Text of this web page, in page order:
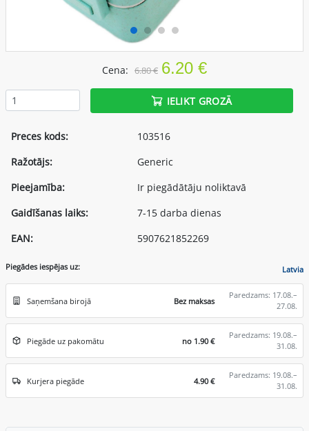
Cena: 6.80 € 6.20 €
IELIKT GROZĀ
Preces kods:
103516
Ražotājs:
Generic
Pieejamība:
Ir piegādātāju noliktavā
Gaidīšanas laiks:
7-15 darba dienas
EAN:
5907621852269
Piegādes iespējas uz: Latvia
Saņemšana birojā Bez maksas
Paredzams: 17.08.–
27.08.
Piegāde uz pakomātu no 1.90 €
Paredzams: 19.08.–
31.08.
Kurjera piegāde 4.90 €
Paredzams: 19.08.–
31.08.